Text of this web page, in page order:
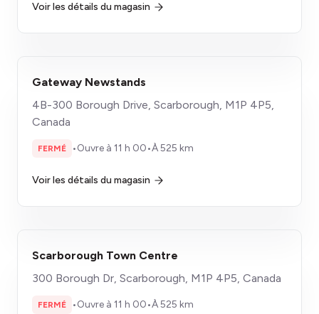
Voir les détails du magasin
Gateway Newstands
4B-300 Borough Drive, Scarborough, M1P 4P5,
Canada
FERMÉ •Ouvre à 11 h 00•À 525 km
Voir les détails du magasin
Scarborough Town Centre
300 Borough Dr, Scarborough, M1P 4P5, Canada
FERMÉ •Ouvre à 11 h 00•À 525 km